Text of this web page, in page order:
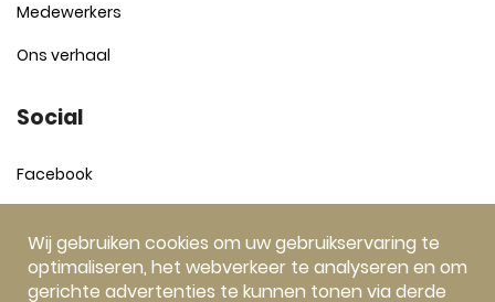
Wij gebruiken cookies om uw gebruikservaring te
optimaliseren, het webverkeer te analyseren en om
gerichte advertenties te kunnen tonen via derde
Medewerkers
Ons verhaal
Social
Facebook